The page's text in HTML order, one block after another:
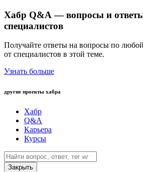
Хабр Q&A — вопросы и
специалистов
Получайте ответы на вопросы по
от специалистов в этой теме.
Узнать больше
другие проекты хабра
Хабр
Q&A
Карьера
Курсы
Закрыть